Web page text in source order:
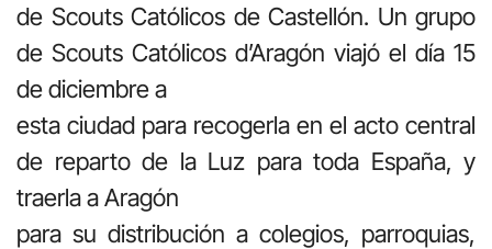
de Scouts Católicos de Castellón. Un grupo
de Scouts Católicos d’Aragón viajó el día 15
de diciembre a
esta ciudad para recogerla en el acto central
de reparto de la Luz para toda España, y
traerla a Aragón
para su distribución a colegios, parroquias,